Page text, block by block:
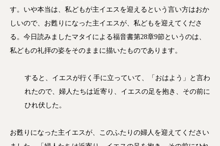
す。いや本当は、私どもが主イエスを迎えるという言い方はおか
しいので、お甦りになった主イエスが、私どもを迎えてくださ
る。今日読みましたマタイによる福音書第28章9節というのは、
私どもの礼拝の姿をそのままに描いたものであります。
すると、イエスが行く手に立っていて、「おはよう」と言わ
れたので、婦人たちは近寄り、イエスの足を抱き、その前に
ひれ伏した。
お甦りになった主イエスが、このふたりの婦人を迎えてください